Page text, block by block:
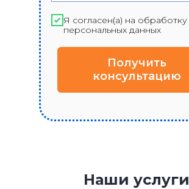
Я согласен(а) на обработку
персональных данных
Получить
консультацию
Наши услуги